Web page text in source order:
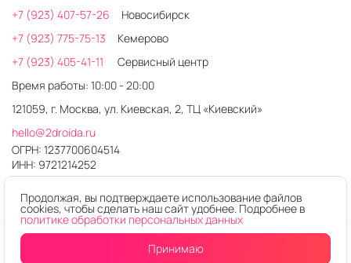
Уведомитьо поступлении
+7 (923) 407-57-26
Новосибирск
+7 (923) 775-75-13
Кемерово
+7 (923) 405-41-11
Сервисный центр
Время работы: 10:00 - 20:00
121059, г. Москва, ул. Киевская, 2, ТЦ «Киевский»
hello@2droida.ru
ОГРН: 1237700604514
ИНН: 9721214252
© 2026. Любое использование контента без письменного
Продолжая, вы подтверждаете использование файлов
cookies, чтобы сделать наш сайт удобнее. Подробнее в
политике обработки персональных данных
Принимаю